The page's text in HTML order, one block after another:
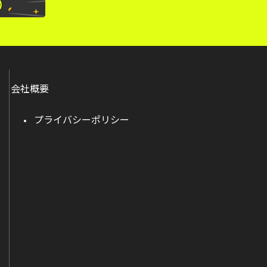
会社概要
プライバシーポリシー